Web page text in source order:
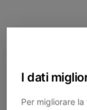
I dati
Per migliorare